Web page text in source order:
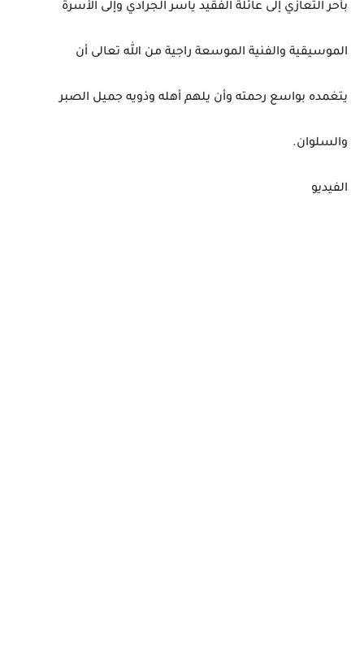
بأحر التعازي إلى عائلة الفقيد ياسر الجرادي وإلى الأسرة
الموسيقية والفنية الموسعة راجية من الله تعالى أن
يتغمده بواسع رحمته وأن يلهم أهله وذويه جميل الصبر
والسلوان.
الفيديو